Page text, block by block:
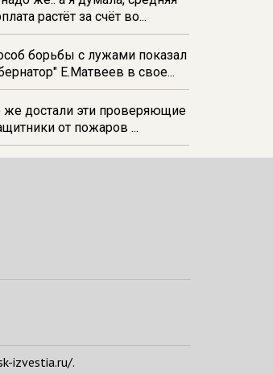
растёт за счёт во...
борьбы с лужами показал
Е.Матвеев в свое...
же достали эти проверяющие
от пожаров ...
izvestia.ru/.